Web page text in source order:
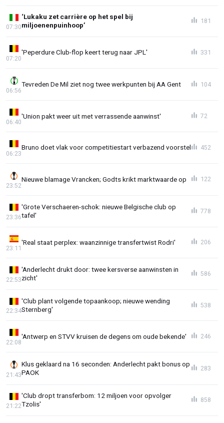
‘Lukaku zet carrière op het spel bij
miljoenenpuinhoop’
07:30
181
'Peperdure Club-flop keert terug naar JPL'
07:20
331
Tevreden De Mil ziet nog twee werkpunten bij AA Gent
06:56
104
'Union pakt weer uit met verrassende aanwinst'
06:40
72
Bruno doet vlak voor competitiestart verbazend voorstel
06:23
452
Nieuwe blamage Vrancken; Godts krikt marktwaarde op
23:52
122
'Grote Verschaeren-schok: nieuwe Belgische club op
tafel'
23:36
778
'Real staat perplex: waanzinnige transfertwist Rodri'
23:11
206
'Anderlecht drukt door: twee kersverse aanwinsten in
zicht'
22:53
586
'Club plant volgende topaankoop; nieuwe wending
Sternberg'
22:34
538
'Antwerp en STVV kruisen de degens om oude bekende'
22:08
246
Klus geklaard na 16 seconden: Anderlecht pakt bonus op
PAOK
21:43
283
'Club dropt transferbom: 12 miljoen voor opvolger
Tzolis'
21:22
858